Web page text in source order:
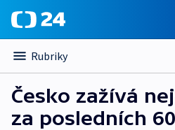
Rubriky
Česko zažívá
za posledních